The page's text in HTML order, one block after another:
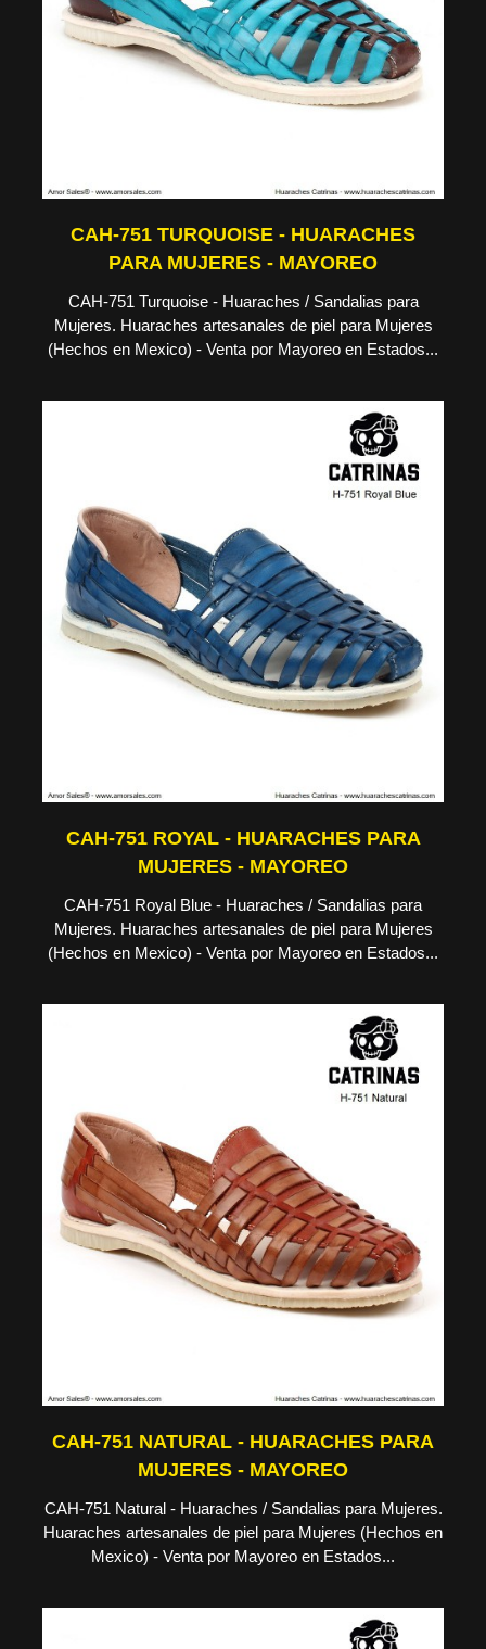
CAH-751 TURQUOISE - HUARACHES
PARA MUJERES - MAYOREO
CAH-751 Turquoise - Huaraches / Sandalias para
Mujeres. Huaraches artesanales de piel para Mujeres
(Hechos en Mexico) - Venta por Mayoreo en Estados...
CAH-751 ROYAL - HUARACHES PARA
MUJERES - MAYOREO
CAH-751 Royal Blue - Huaraches / Sandalias para
Mujeres. Huaraches artesanales de piel para Mujeres
(Hechos en Mexico) - Venta por Mayoreo en Estados...
CAH-751 NATURAL - HUARACHES PARA
MUJERES - MAYOREO
CAH-751 Natural - Huaraches / Sandalias para Mujeres.
Huaraches artesanales de piel para Mujeres (Hechos en
Mexico) - Venta por Mayoreo en Estados...